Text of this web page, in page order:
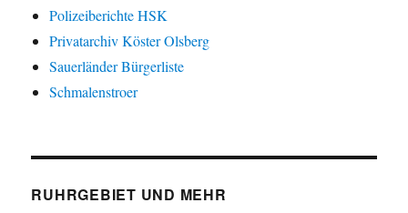
Polizeiberichte HSK
Privatarchiv Köster Olsberg
Sauerländer Bürgerliste
Schmalenstroer
RUHRGEBIET UND MEHR